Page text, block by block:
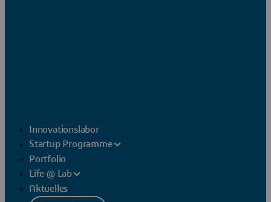
Innovationslabor
Startup Programme
Portfolio
Life @ Lab
Aktuelles